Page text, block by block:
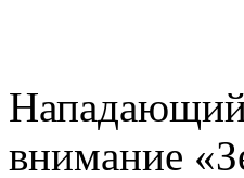
внимание